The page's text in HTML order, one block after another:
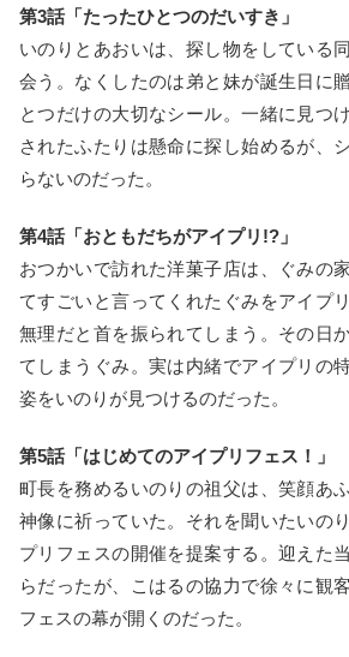
第3話「たったひとつのだいすき」
いのりとあおいは、探し物をしている
会う。なくしたのは弟と妹が誕生日に
とつだけの大切なシール。一緒に見つ
されたふたりは懸命に探し始めるが、
らないのだった。
第4話「おともだちがアイプリ!?」
おつかいで訪れた洋菓子店は、ぐみの
てすごいと言ってくれたぐみをアイプ
無理だと首を振られてしまう。その日
てしまうぐみ。実は内緒でアイプリの
姿をいのりが見つけるのだった。
第5話「はじめてのアイプリフェス！」
町長を務めるいのりの祖父は、笑顔あ
神像に祈っていた。それを聞いたいの
プリフェスの開催を提案する。迎えた
らだったが、こはるの協力で徐々に観
フェスの幕が開くのだった。